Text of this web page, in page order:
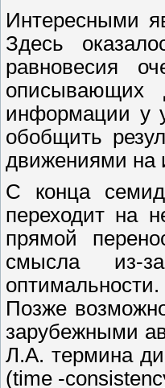
Интересными
Здесь
равновесия
описывающих
информации у
обобщить
движениями на
С конца
переходит на
прямой
смысла из-
Позже
зарубежными
Л.А. термина
(time -